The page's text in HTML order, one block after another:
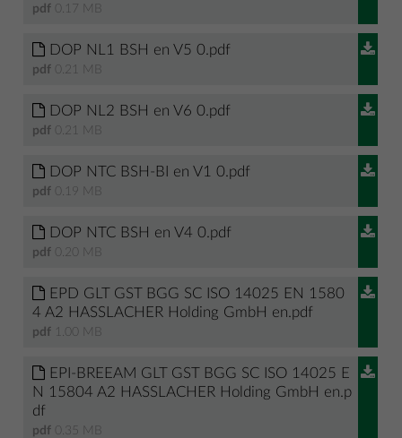
pdf 0.17 MB
DOP NL1 BSH en V5 0.pdf
pdf 0.21 MB
DOP NL2 BSH en V6 0.pdf
pdf 0.21 MB
DOP NTC BSH-BI en V1 0.pdf
pdf 0.19 MB
DOP NTC BSH en V4 0.pdf
pdf 0.20 MB
EPD GLT GST BGG SC ISO 14025 EN 1580
4 A2 HASSLACHER Holding GmbH en.pdf
pdf 1.00 MB
EPI-BREEAM GLT GST BGG SC ISO 14025 E
N 15804 A2 HASSLACHER Holding GmbH en.p
df
pdf 0.35 MB